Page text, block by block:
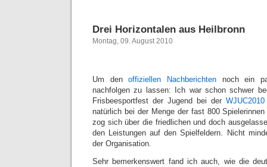
Drei Horizontalen aus Heilbronn
Montag, 09. August 2010
Um denoffiziellen Nachberichtennoch ein
nachfolgen zu lassen: Ich war schon schwer
Frisbeesportfest der Jugend bei der WJUC2010
natürlich bei der Menge der fast 800
zog sich über die friedlichen und doch
den Leistungen auf den Spielfeldern. Nicht
der Organisation.
Sehr bemerkenswert fand ich auch, wie die